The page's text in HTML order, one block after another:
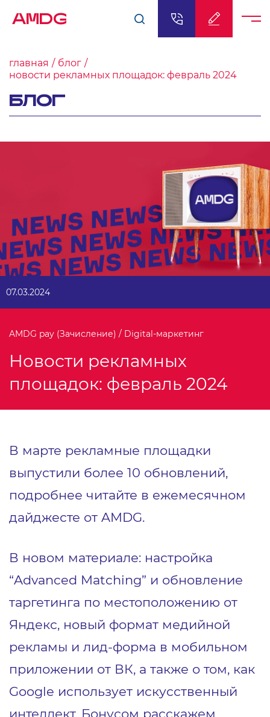
AMDG
главная
блог
новости рекламных площадок: февраль 2024
БЛОГ
07.03.2024
AMDG pay (Зачисление) / Digital-маркетинг
Новости рекламных
площадок: февраль 2024
В марте рекламные площадки
выпустили более 10 обновлений,
подробнее читайте в ежемесячном
дайджесте от AMDG.
В новом материале: настройка
“Advanced Matching” и обновление
таргетинга по местоположению от
Яндекс, новый формат медийной
рекламы и лид-форма в мобильном
приложении от ВК, а также о том, как
Google использует искусственный
интеллект. Бонусом расскажем